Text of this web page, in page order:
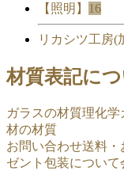
【照明】 16
リカシツ工房(
材質表記に
ガラスの材質理化学
材の材質
お問い合わせ送料・
ゼント包装について